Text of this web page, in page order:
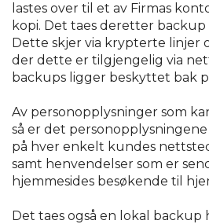
lastes over til et av Firmas
kopi. Det taes deretter backup
Dette skjer via krypterte linjer
der dette er tilgjengelig via
backups ligger beskyttet bak
Av personopplysninger som
så er det
på hver enkelt kundes
samt henvendelser som er
hjemmesides besøkende til
Det taes også en lokal backup